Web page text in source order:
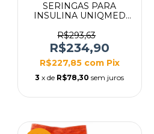
SERINGAS PARA
INSULINA UNIQMED
BLISTER CX C/ 100UN
R$293,63
R$234,90
R$227,85 com Pix
3 x de R$78,30 sem juros